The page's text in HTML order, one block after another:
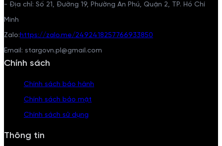
- Địa chỉ: Số 21, Đường 19, Phường An Phú, Quận 2, TP. Hồ Chí
Minh
Zalo: https://zalo.me/2492418257766933850
Email: stargovn.pl@gmail.com
Chính sách
Chính sách bảo hành
Chính sách bảo mật
Chính sách sử dụng
Thông tin